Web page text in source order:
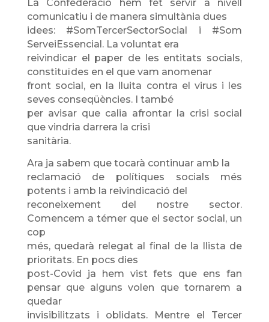
La Confederació hem fet servir a nivell
comunicatiu i de manera simultània dues
idees: #SomTercerSectorSocial i #Som
ServeiEssencial. La voluntat era
reivindicar el paper de les entitats socials,
constituïdes en el que vam anomenar
front social, en la lluita contra el virus i les
seves conseqüències. I també
per avisar que calia afrontar la crisi social
que vindria darrera la crisi
sanitària.
Ara ja sabem que tocarà continuar amb la
reclamació de polítiques socials més
potents i amb la reivindicació del
reconeixement del nostre sector.
Comencem a témer que el sector social, un
cop
més, quedarà relegat al final de la llista de
prioritats. En pocs dies
post-Covid ja hem vist fets que ens fan
pensar que alguns volen que tornarem a
quedar
invisibilitzats i oblidats. Mentre el Tercer